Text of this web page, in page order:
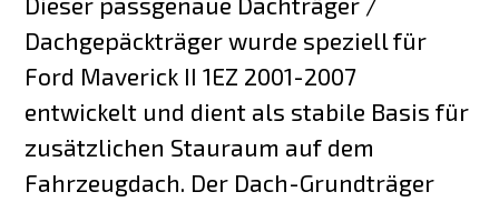
Dachgepäckträger wurde speziell für
Ford Maverick II 1EZ 2001-2007
entwickelt und dient als stabile Basis für
zusätzlichen Stauraum auf dem
Fahrzeugdach. Der Dach-Grundträger